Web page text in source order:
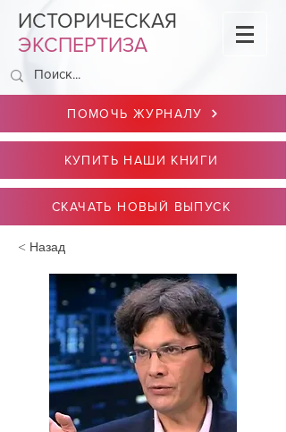
ИСТОРИЧЕСКАЯ
ЭКСПЕРТИЗА
ПОМОЧЬ ЖУРНАЛУ
КУПИТЬ НАШИ КНИГИ
СКАЧАТЬ НОВЫЙ ВЫПУСК
< Назад